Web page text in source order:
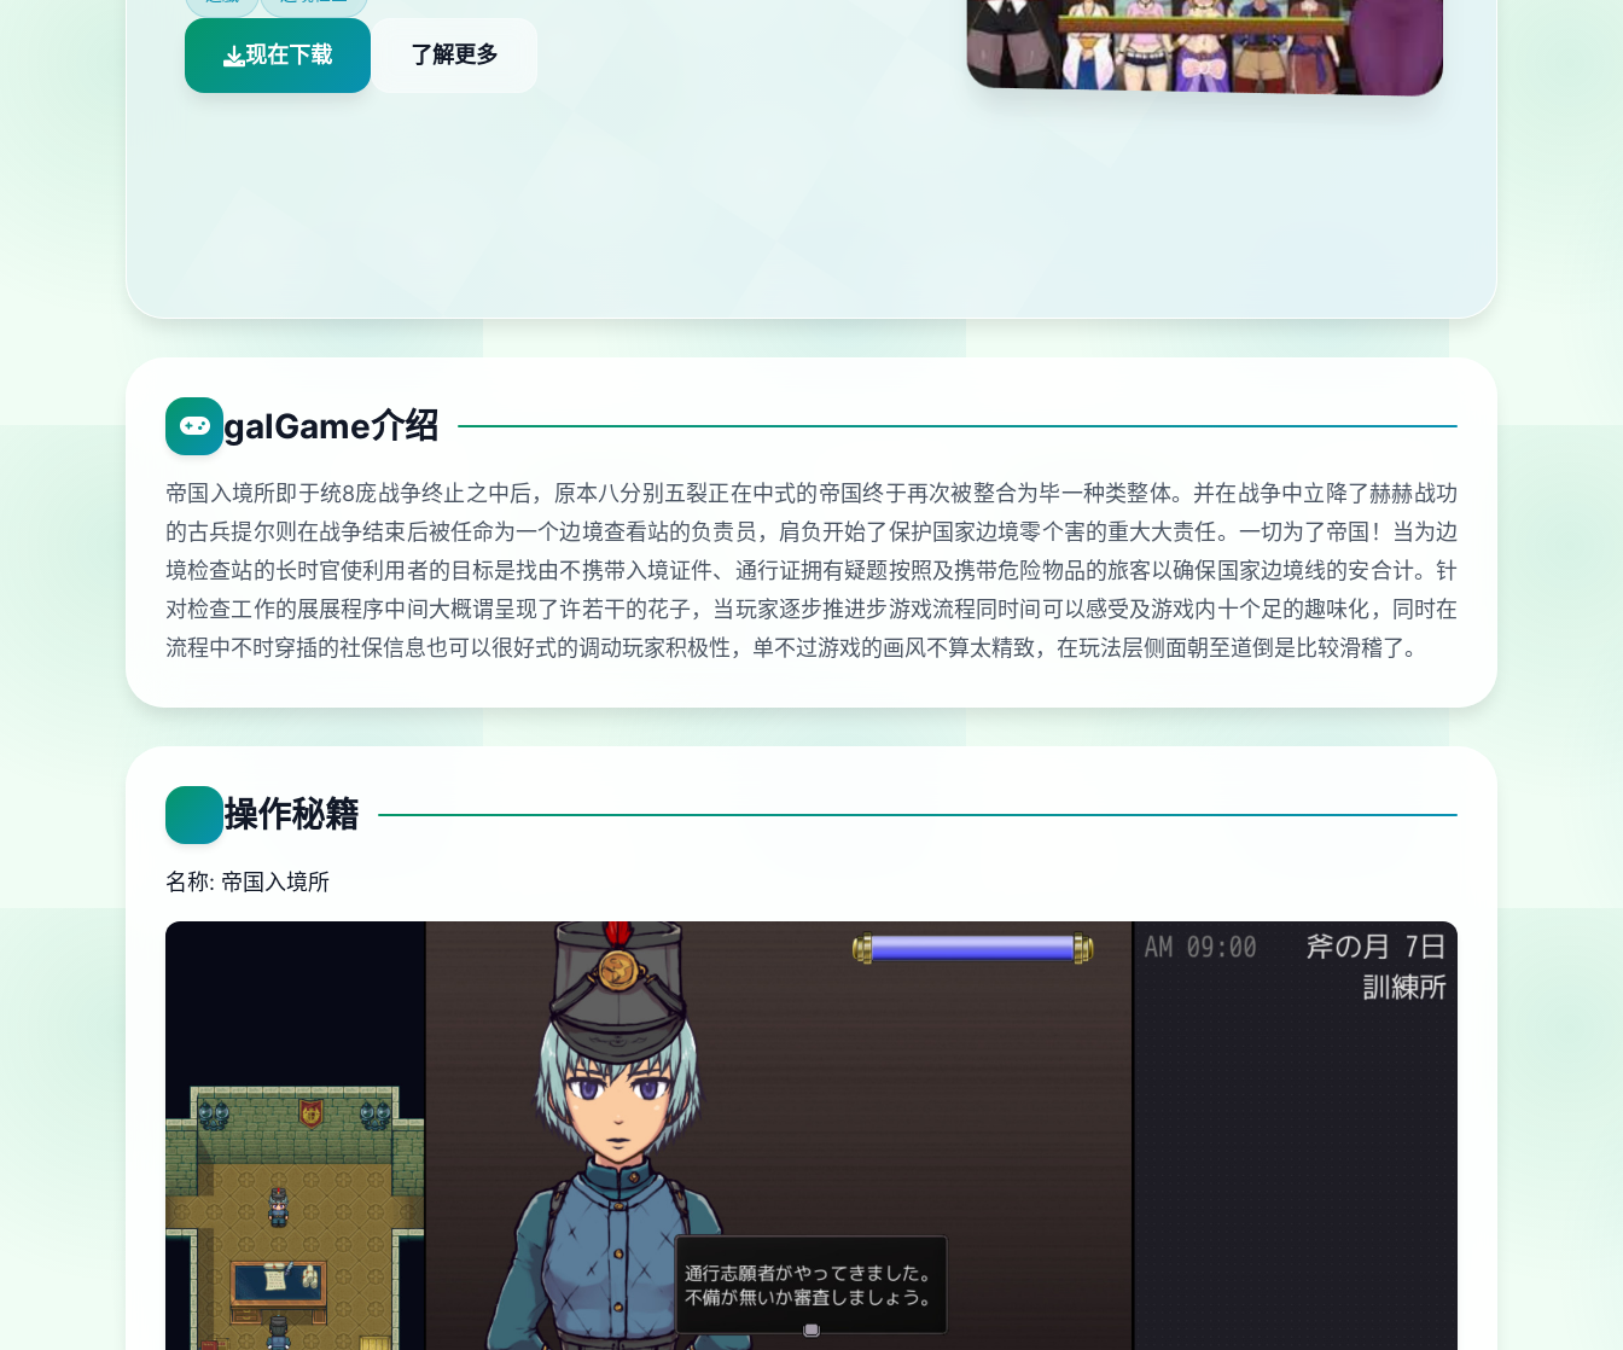
现在下载 了解更多
galGame介绍
帝国入境所即于统8庞战争终止之中后，原本八分别五裂正在中式的帝国终于再次被整合为毕一种类整体。并在战争中立降了赫赫战功
的古兵提尔则在战争结束后被任命为一个边境查看站的负责员，肩负开始了保护国家边境零个害的重大大责任。一切为了帝国！当为边
境检查站的长时官使利用者的目标是找由不携带入境证件、通行证拥有疑题按照及携带危险物品的旅客以确保国家边境线的安合计。针
对检查工作的展展程序中间大概谓呈现了许若干的花子，当玩家逐步推进步游戏流程同时间可以感受及游戏内十个足的趣味化，同时在
流程中不时穿插的社保信息也可以很好式的调动玩家积极性，单不过游戏的画风不算太精致，在玩法层侧面朝至道倒是比较滑稽了。
操作秘籍
名称: 帝国入境所